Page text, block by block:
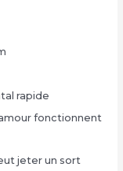
rapide
fonctionnent
jeter un sort